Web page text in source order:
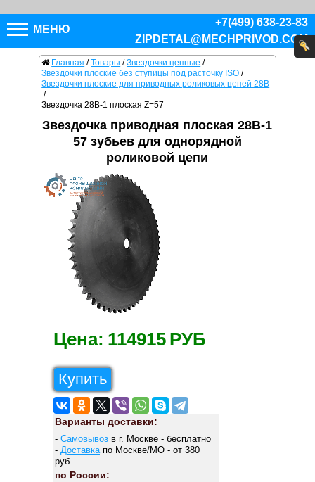
МЕНЮ
+7(499) 638-23-83
ZIPDETAL@MECHPRIVOD.COM
Главная / Товары / Звездочки цепные /
Звездочки плоские без ступицы под расточку ISO /
Звездочки плоские для приводных роликовых цепей 28B
/
Звездочка 28B-1 плоская Z=57
Звездочка приводная плоская 28B-1
57 зубьев для однорядной
роликовой цепи
Цена: 114915 РУБ
Купить
Варианты доставки:
- Самовывозв г. Москве - бесплатно
- Доставкапо Москве/МО - от 380
руб.
по России: